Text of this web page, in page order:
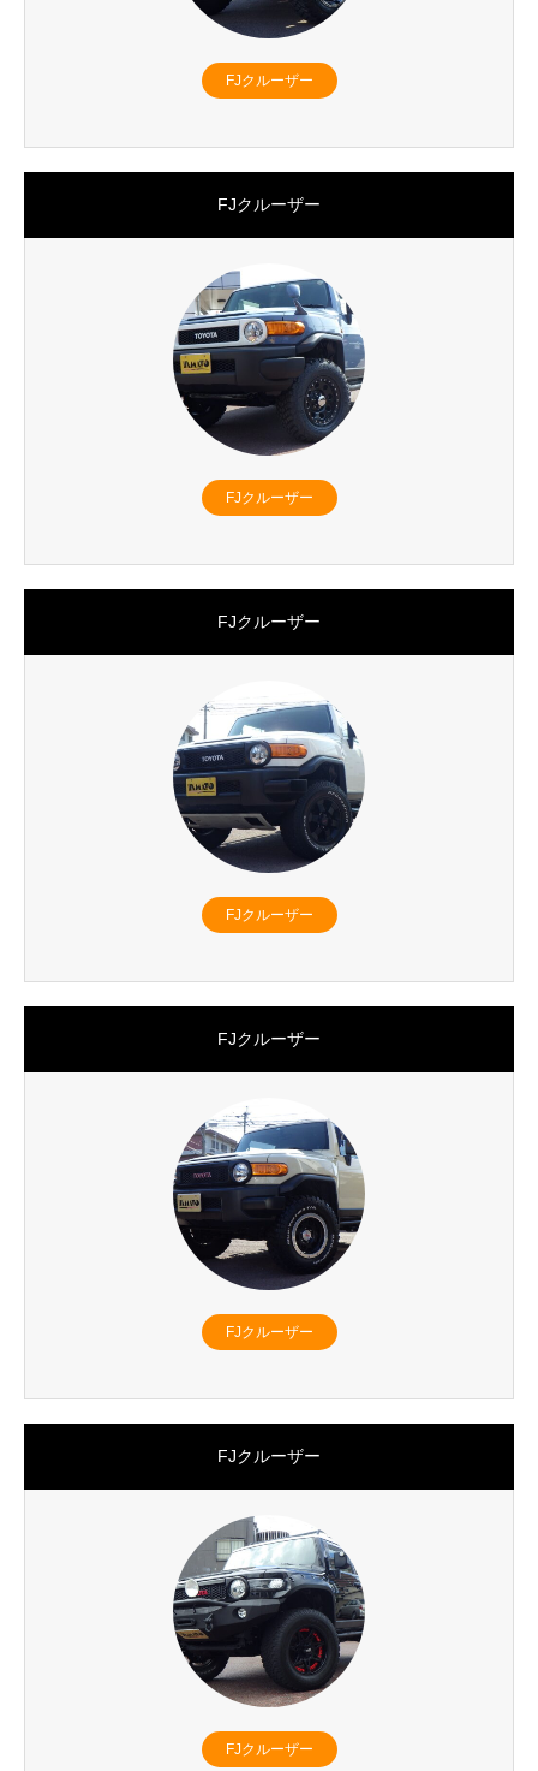
FJクルーザー
FJクルーザー
FJクルーザー
FJクルーザー
FJクルーザー
FJクルーザー
FJクルーザー
FJクルーザー
FJクルーザー